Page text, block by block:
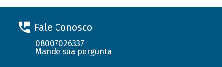
Fale Conosco
08007026337
Mande sua pergunta